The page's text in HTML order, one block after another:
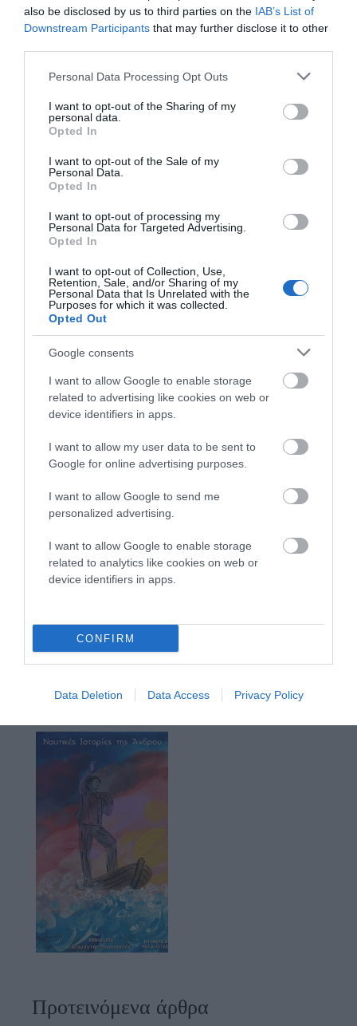
also be disclosed by us to third parties on the IAB’s List of
Downstream Participants that may further disclose it to other
Please note that this website/app uses one or more Google
not limited to your visit or usage behaviour. You may click to
grant or deny consent to Google and its third-party tags to
use your data for below specified purposes in below Google
consent section.
Personal Data Processing Opt Outs
I want to opt-out of the Sharing of my
personal data.
Opted In
I want to opt-out of the Sale of my
Personal Data.
Opted In
I want to opt-out of processing my
Personal Data for Targeted Advertising.
Opted In
I want to opt-out of Collection, Use,
Retention, Sale, and/or Sharing of my
Personal Data that Is Unrelated with the
Purposes for which it was collected.
Opted Out
Google consents
I want to allow Google to enable storage
related to advertising like cookies on web or
device identifiers in apps.
I want to allow my user data to be sent to
Google for online advertising purposes.
I want to allow Google to send me
personalized advertising.
I want to allow Google to enable storage
related to analytics like cookies on web or
device identifiers in apps.
CONFIRM
Data Deletion Data Access Privacy Policy
Προτεινόμενα άρθρα